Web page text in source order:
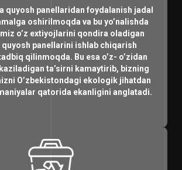
quyosh panellaridan foydalanish jadal
oshirilmoqda va bu yo’nalishda
o’z extiyojlarini qondira oladigan
panellarini ishlab chiqarish
qilinmoqda. Bu esa o’z- o’zidan
ta’sirni kamaytirib, bizning
O’zbekistondagi ekologik jihatdan
qatorida ekanligini anglatadi.